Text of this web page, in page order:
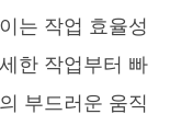
는 작업 효율성
한 작업부터 빠
부드러운 움직